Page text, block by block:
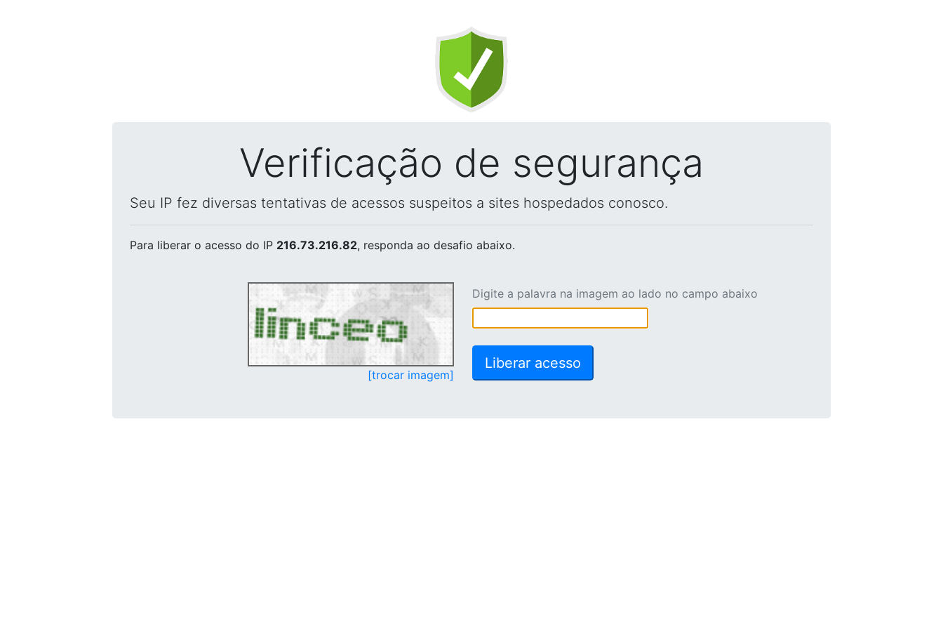
Verificação de segurança
Seu IP fez diversas tentativas de acessos suspeitos a sites hospedados conosco.
Para liberar o acesso do IP 216.73.216.82, responda ao desafio abaixo.
[trocar imagem]
Digite a palavra na imagem ao lado no campo abaixo